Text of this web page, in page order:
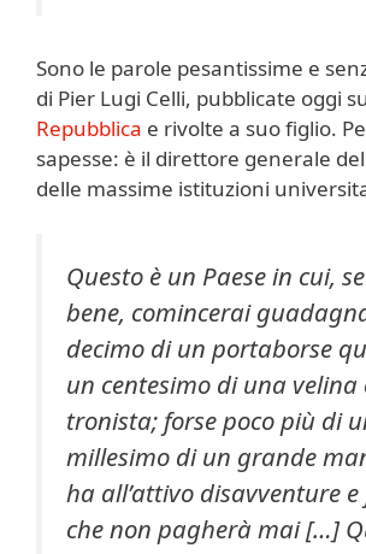
Sono le parole pesantissime e
di Pier Lugi Celli, pubblicate oggi su
Repubblica e rivolte a suo figlio.
sapesse: è il direttore generale
delle massime istituzioni
Questo è un Paese in cui,
bene, comincerai
decimo di un portaborse
un centesimo di una velina
tronista; forse poco più di
millesimo di un grande
ha all’attivo disavventure
che non pagherà mai […]